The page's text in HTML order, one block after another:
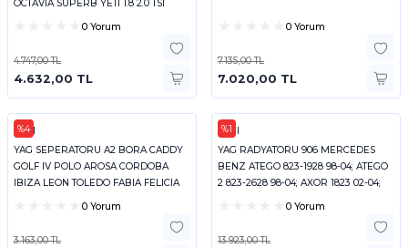
OCTAVIA SUPERB YETI 1.8 2.0 TSI
0 Yorum
4.747,00 TL
4.632,00 TL
0 Yorum
7.135,00 TL
7.020,00 TL
%4
FEBI
YAG SEPERATORU A2 BORA CADDY
GOLF IV POLO AROSA CORDOBA
IBIZA LEON TOLEDO FABIA FELICIA
0 Yorum
3.163,00 TL
%1
FEBI
YAG RADYATORU 906 MERCEDES
BENZ ATEGO 823-1928 98-04; ATEGO
2 823-2628 98-04; AXOR 1823 02-04;
0 Yorum
13.923,00 TL